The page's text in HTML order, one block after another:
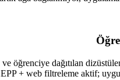
ve öğrenciye dağıtılan
EPP + web filtreleme aktif;